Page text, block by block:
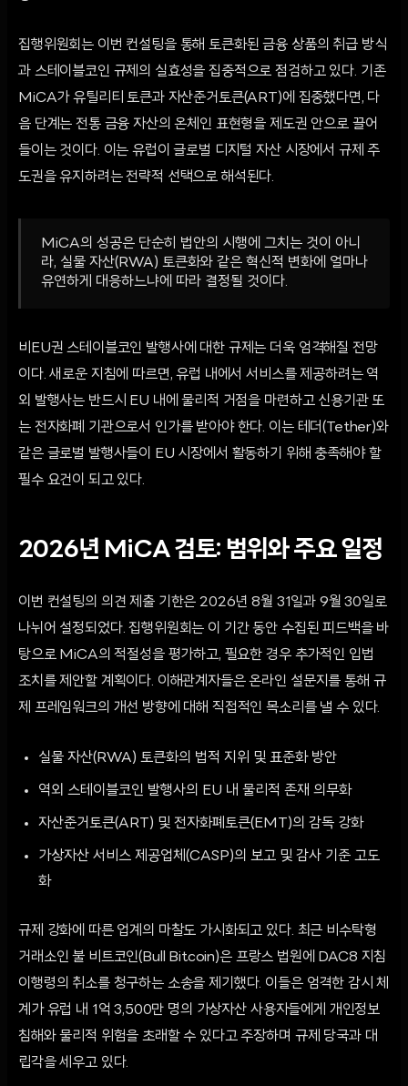
집행위원회는 이번 컨설팅을 통해 토큰화된 금융 상품의 취급 방식
과 스테이블코인 규제의 실효성을 집중적으로 점검하고 있다. 기존
MiCA가 유틸리티 토큰과 자산준거토큰(ART)에 집중했다면, 다
음 단계는 전통 금융 자산의 온체인 표현형을 제도권 안으로 끌어
들이는 것이다. 이는 유럽이 글로벌 디지털 자산 시장에서 규제 주
도권을 유지하려는 전략적 선택으로 해석된다.
MiCA의 성공은 단순히 법안의 시행에 그치는 것이 아니
라, 실물 자산(RWA) 토큰화와 같은 혁신적 변화에 얼마나
유연하게 대응하느냐에 따라 결정될 것이다.
비EU권 스테이블코인 발행사에 대한 규제는 더욱 엄격해질 전망
이다. 새로운 지침에 따르면, 유럽 내에서 서비스를 제공하려는 역
외 발행사는 반드시 EU 내에 물리적 거점을 마련하고 신용기관 또
는 전자화폐 기관으로서 인가를 받아야 한다. 이는 테더(Tether)와
같은 글로벌 발행사들이 EU 시장에서 활동하기 위해 충족해야 할
필수 요건이 되고 있다.
2026년 MiCA 검토: 범위와 주요 일정
이번 컨설팅의 의견 제출 기한은 2026년 8월 31일과 9월 30일로
나뉘어 설정되었다. 집행위원회는 이 기간 동안 수집된 피드백을 바
탕으로 MiCA의 적절성을 평가하고, 필요한 경우 추가적인 입법
조치를 제안할 계획이다. 이해관계자들은 온라인 설문지를 통해 규
제 프레임워크의 개선 방향에 대해 직접적인 목소리를 낼 수 있다.
실물 자산(RWA) 토큰화의 법적 지위 및 표준화 방안
역외 스테이블코인 발행사의 EU 내 물리적 존재 의무화
자산준거토큰(ART) 및 전자화폐토큰(EMT)의 감독 강화
가상자산 서비스 제공업체(CASP)의 보고 및 감사 기준 고도
화
규제 강화에 따른 업계의 마찰도 가시화되고 있다. 최근 비수탁형
거래소인 불 비트코인(Bull Bitcoin)은 프랑스 법원에 DAC8 지침
이행령의 취소를 청구하는 소송을 제기했다. 이들은 엄격한 감시 체
계가 유럽 내 1억 3,500만 명의 가상자산 사용자들에게 개인정보
침해와 물리적 위험을 초래할 수 있다고 주장하며 규제 당국과 대
립각을 세우고 있다.